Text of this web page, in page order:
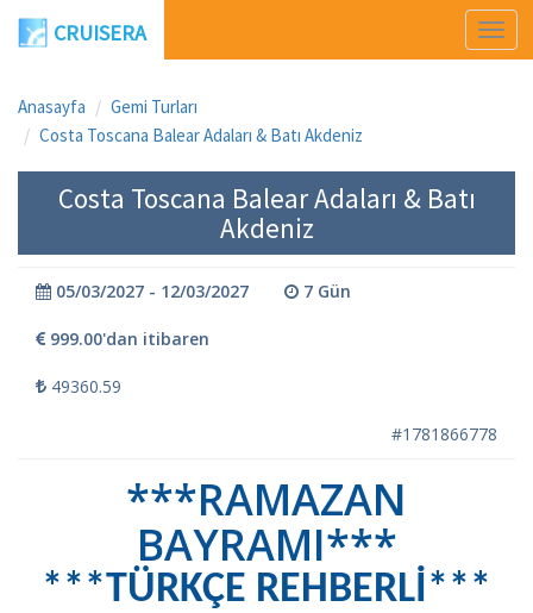
Aç
CRUISERA
Anasayfa
Gemi Turları
Costa Toscana Balear Adaları & Batı Akdeniz
Costa Toscana Balear Adaları & Batı
Akdeniz
05/03/2027 - 12/03/2027 7 Gün
999.00'dan itibaren
49360.59
#1781866778
***RAMAZAN
BAYRAMI***
***TÜRKÇE REHBERLİ***